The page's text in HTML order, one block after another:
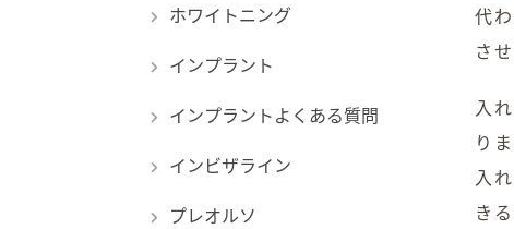
代
さ
入
りま
入
き
ホワイトニング
インプラント
インプラントよくある質問
インビザライン
プレオルソ